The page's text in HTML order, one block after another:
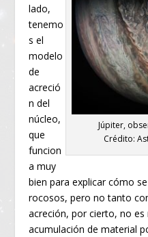
Júpiter,
Crédito:
lado,
tenemo
s el
modelo
de
acreció
n del
núcleo,
que
funcion
a muy
bien para explicar cómo
rocosos, pero no tanto
acreción, por cierto, no
acumulación de material